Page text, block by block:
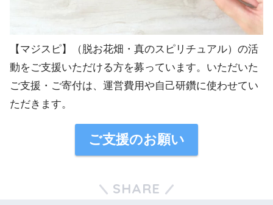
【マジスピ】（脱お花畑・真のスピリチュアル）の活
動をご支援いただける方を募っています。いただいた
ご支援・ご寄付は、運営費用や自己研鑽に使わせてい
ただきます。
ご支援のお願い
SHARE